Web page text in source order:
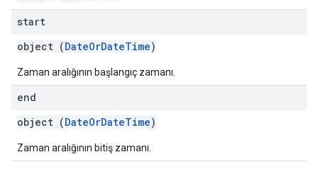
start
object (DateOrDateTime)
Zaman aralığının başlangıç zamanı.
end
object (DateOrDateTime)
Zaman aralığının bitiş zamanı.